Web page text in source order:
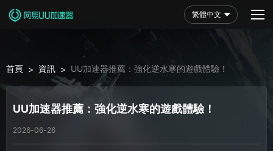
繁體中文
首頁 > 資訊 > UU加速器推薦：強化逆水寒的遊戲體驗！
UU加速器推薦：強化逆水寒的遊戲體驗！
2026-06-26